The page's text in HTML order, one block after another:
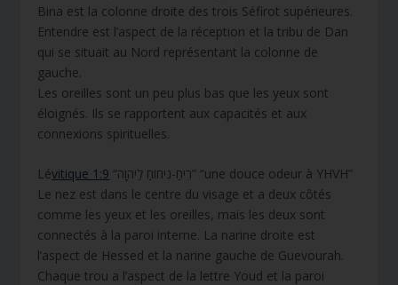
Bina est la colonne droite des trois Séfirot supérieures.
Entendre est l’aspect de la réception et la tribu de Dan
qui se situait au Nord représentant la colonne de
gauche.
Les oreilles sont un peu plus bas que les yeux sont
éloignés. Ils se rapportent aux capacités et aux
connexions spirituelles.
Lévitique 1:9
“רֵיחַ-נִיחוֹחַ לַיהוָה” “une douce odeur à YHVH”
Le nez est dans le centre du visage et a deux côtés
comme les yeux et les oreilles, mais les deux sont
connectés à la paroi interne. La narine droite est
l’aspect de Hessed et la narine gauche de Guevourah.
Chaque trou a l’aspect de la lettre Youd et la paroi